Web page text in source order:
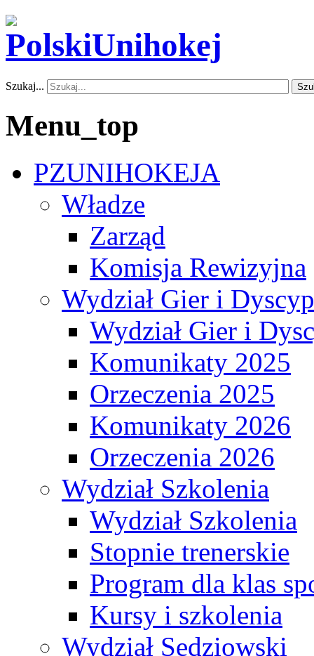
Szukaj...
Menu_top
PZUNIHOKEJA
Władze
Zarząd
Komisja Rewizyjna
Wydział Gier i
Wydział Gier i
Komunikaty 2025
Orzeczenia 2025
Komunikaty 2026
Orzeczenia 2026
Wydział Szkolenia
Wydział Szkolenia
Stopnie trenerskie
Program dla klas
Kursy i szkolenia
Wydział Sędziowski